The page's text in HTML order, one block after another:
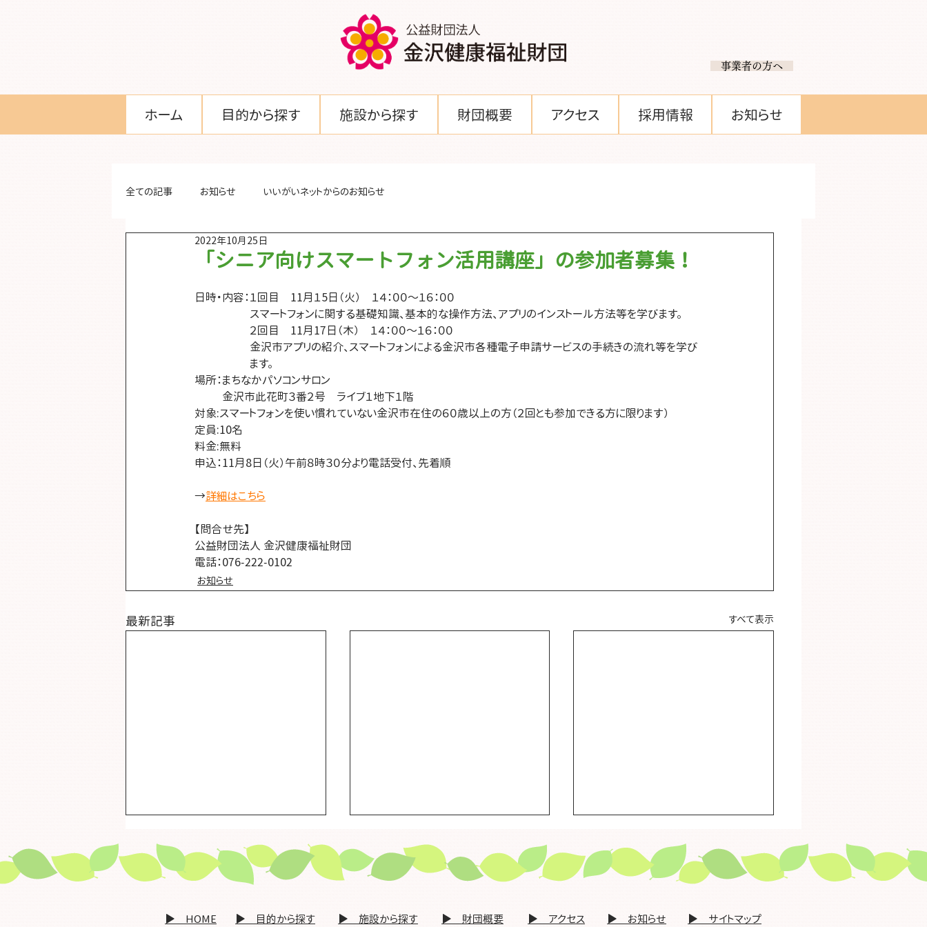
​ 事業者の方へ
ホーム 目的から探す 施設から探す 財団概要 アクセス 採用情報 お知らせ
全ての記事 お知らせ いいがいネットからのお知らせ
「シニア向けスマートフォン活用講座」の参加者募集！
2022年10月25日
日時・内容：１回目　11月１5日（火）　１４：００～１６：００
スマートフォンに関する基礎知識、基本的な操作方法、アプリのインストール方法等を学びます。
２回目　11月17日（木）　１４：００～１６：００
金沢市アプリの紹介、スマートフォンによる金沢市各種電子申請サービスの手続きの流れ等を学び
ます。
場所：まちなかパソコンサロン
金沢市此花町３番２号　ライブ１地下１階
対象:スマートフォンを使い慣れていない金沢市在住の６０歳以上の方（２回とも参加できる方に限ります）
定員:10名
料金:無料
申込：11月8日（火）午前８時３０分より電話受付、先着順
→詳細はこちら
【問合せ先】
公益財団法人 金沢健康福祉財団
電話：076-222-0102
お知らせ
最新記事 すべて表示
〇「在宅医療と介護の連携に
関するアンケート（令和７年
度 一斉調査）」の集計結果
「在宅医療と介護の連携に関するア
多忙のところご協力を頂き、誠にあり
●「ＩＣＴ研修会兼ハートネ
ットホスピタルセキュリティ
ー研修」を開催します【３月
（令和8年3月6日（金）19時00分～
●「金沢市在宅医療連携グル
ープ合同研修会」を開催しま
す【２月１６日（月）】午後
｢金沢市在宅医療連携グループ合
月16（月）19時00分～20時30分）
​▶ 目的から探す
​▶ HOME ​▶ 施設から探す ​▶ 財団概要 ​▶ アクセス ​▶ お知らせ ​▶ サイトマップ